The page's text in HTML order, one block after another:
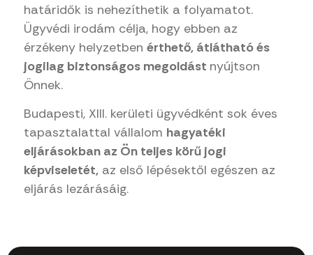
határidők is nehezíthetik a folyamatot.
Ügyvédi irodám célja, hogy ebben az
érzékeny helyzetben érthető, átlátható és
jogilag biztonságos megoldást nyújtson
Önnek.
Budapesti, XIII. kerületi ügyvédként sok éves
tapasztalattal vállalom hagyatéki
eljárásokban az Ön teljes körű jogi
képviseletét,az első lépésektől egészen az
eljárás lezárásáig.